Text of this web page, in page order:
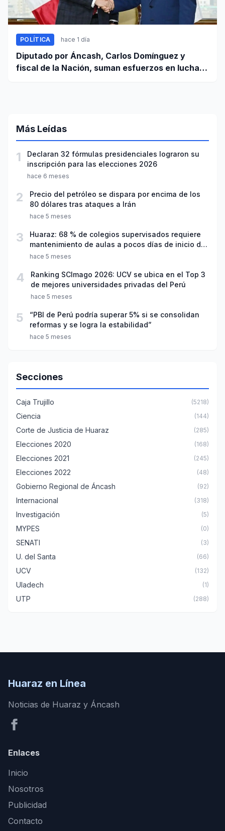
POLÍTICA hace 1 día
Diputado por Áncash, Carlos Domínguez y
fiscal de la Nación, suman esfuerzos en lucha
Más Leídas
1
Declaran 32 fórmulas presidenciales lograron su
inscripción para las elecciones 2026
hace 6 meses
2
Precio del petróleo se dispara por encima de los
80 dólares tras ataques a Irán
hace 5 meses
3
Huaraz: 68 % de colegios supervisados requiere
mantenimiento de aulas a pocos días de inicio del
año escolar 2026
hace 5 meses
4
Ranking SCImago 2026: UCV se ubica en el Top 3
de mejores universidades privadas del Perú
hace 5 meses
5
“PBI de Perú podría superar 5% si se consolidan
reformas y se logra la estabilidad”
hace 5 meses
Secciones
Caja Trujillo (5218)
Ciencia (144)
Corte de Justicia de Huaraz (285)
Elecciones 2020 (168)
Elecciones 2021 (245)
Elecciones 2022 (48)
Gobierno Regional de Áncash (92)
Internacional (318)
Investigación (5)
MYPES (0)
SENATI (3)
U. del Santa (66)
UCV (132)
Uladech (1)
UTP (288)
Huaraz en Línea
Noticias de Huaraz y Áncash
Enlaces
Inicio
Nosotros
Publicidad
Contacto